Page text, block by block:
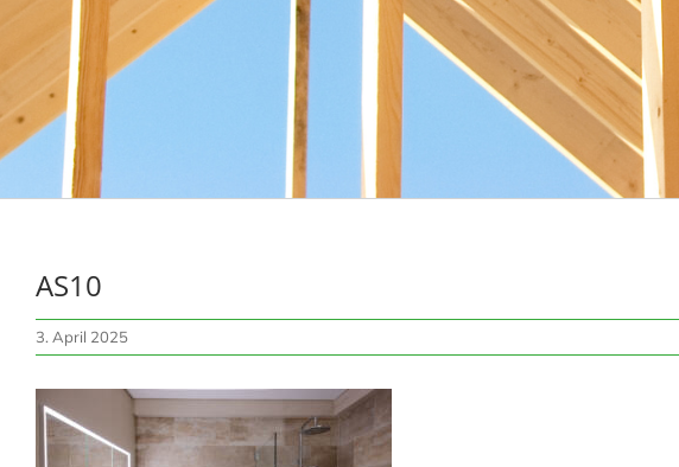
AS10
3. April 2025